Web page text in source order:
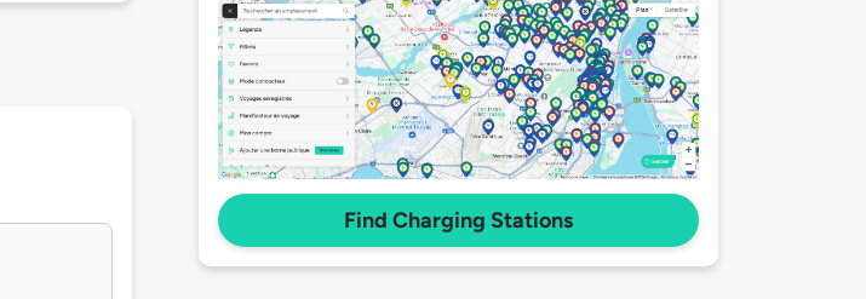
Find Charging Stations